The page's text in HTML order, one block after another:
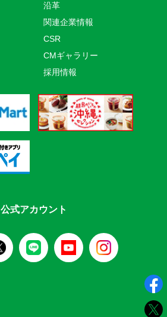
沿革
関連企業情報
CSR
CMギャラリー
採用情報
公式アカウント